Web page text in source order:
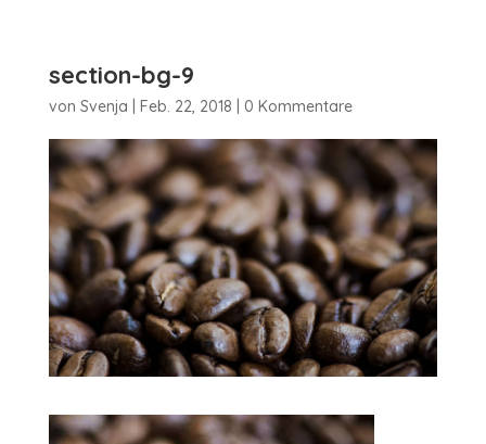
section-bg-9
von Svenja Feb. 22, 2018 0 Kommentare